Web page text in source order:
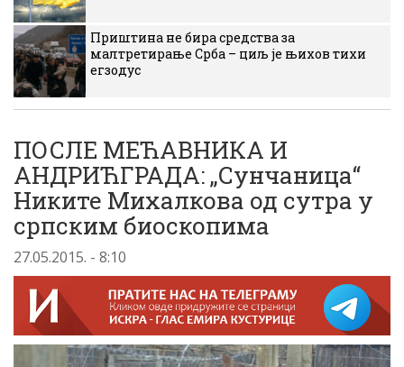
Приштина не бира средства за
малтретирање Срба – циљ је њихов тихи
егзодус
ПОСЛЕ МЕЋАВНИКА И
АНДРИЋГРАДА: „Сунчаница“
Никите Михалкова од сутра у
српским биоскопима
27.05.2015. - 8:10